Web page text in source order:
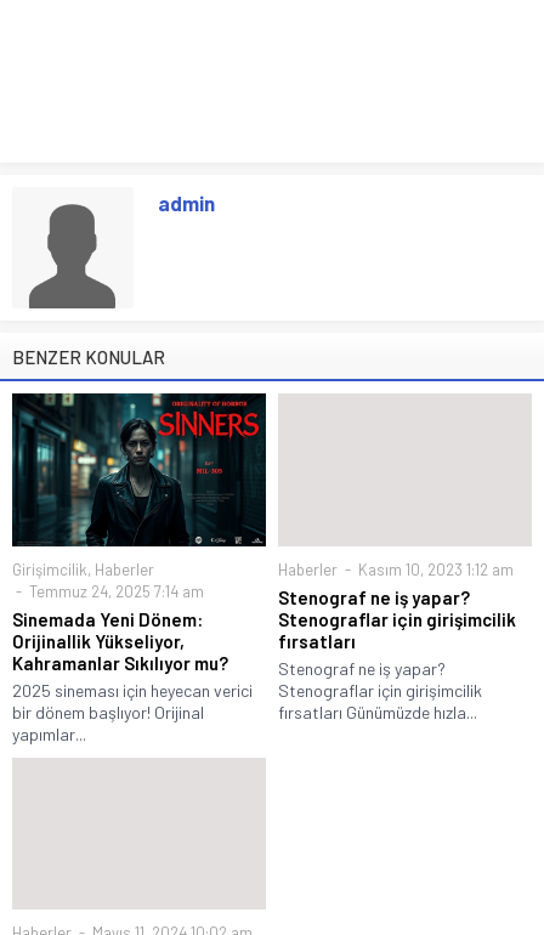
admin
BENZER KONULAR
Girişimcilik, Haberler
Temmuz 24, 2025 7:14 am
Sinemada Yeni Dönem:
Orijinallik Yükseliyor,
Kahramanlar Sıkılıyor mu?
2025 sineması için heyecan verici
bir dönem başlıyor! Orijinal
yapımlar...
Haberler Kasım 10, 2023 1:12 am
Stenograf ne iş yapar?
Stenograflar için girişimcilik
fırsatları
Stenograf ne iş yapar?
Stenograflar için girişimcilik
fırsatları Günümüzde hızla...